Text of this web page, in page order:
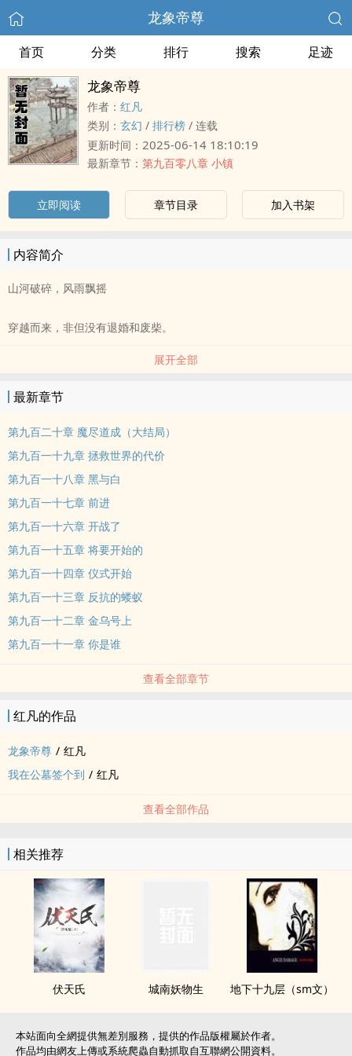
龙象帝尊
首页 分类 排行 搜索 足迹
龙象帝尊
作者： 红凡
类别： 玄幻 / 排行榜 / 连载
更新时间： 2025-06-14 18:10:19
最新章节： 第九百零八章 小镇
立即阅读 章节目录 加入书架
内容简介
山河破碎，风雨飘摇
穿越而来，非但没有退婚和废柴。
反而被人羞辱后，强行送了个大小姐。
方痕：我也很无奈！不是都说金手指是从退婚开始的吗？
展开全部
最新章节
第九百二十章 魔尽道成（大结局）
第九百一十九章 拯救世界的代价
第九百一十八章 黑与白
第九百一十七章 前进
第九百一十六章 开战了
第九百一十五章 将要开始的
第九百一十四章 仪式开始
第九百一十三章 反抗的蝼蚁
第九百一十二章 金乌号上
第九百一十一章 你是谁
查看全部章节
红凡的作品
龙象帝尊 / 红凡
我在公墓签个到 / 红凡
查看全部作品
相关推荐
伏天氏 城南妖物生 地下十九层（sm文）
本站面向全網提供無差別服務，提供的作品版權屬於作者。
作品均由網友上傳或系統爬蟲自動抓取自互聯網公開資料。